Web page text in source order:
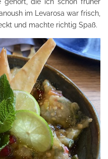
im Levarosa war frisch,
und machte richtig Spaß.